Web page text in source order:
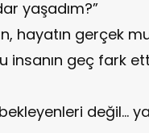
yaşadım?”
hayatın gerçek
insanın geç fark
değil…